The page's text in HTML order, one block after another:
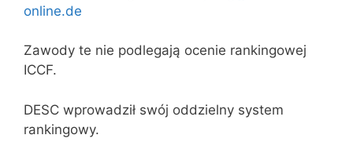
online.de
Zawody te nie podlegają ocenie rankingowej
ICCF.
DESC wprowadził swój oddzielny system
rankingowy.